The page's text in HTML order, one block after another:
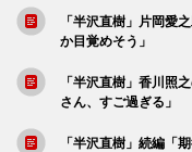
「半沢直樹」片岡愛
か目覚めそう」
「半沢直樹」香川照
さん、すご過ぎる」
「半沢直樹」続編「